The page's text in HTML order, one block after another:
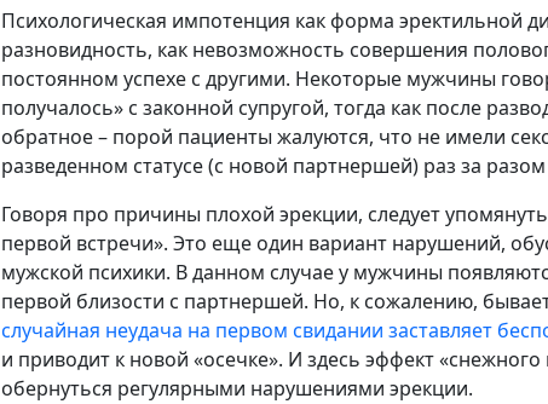
Психологическая импотенция как форма эректильной
разновидность, как невозможность совершения
постоянном успехе с другими. Некоторые мужчины
получалось» с законной супругой, тогда как после
обратное – порой пациенты жалуются, что не имели
разведенном статусе (с новой партнершей) раз за
Говоря про причины плохой эрекции, следует
первой встречи». Это еще один вариант нарушений,
мужской психики. В данном случае у мужчины
первой близости с партнершей. Но, к сожалению,
случайная неудача на первом свидании заставляет
и приводит к новой «осечке». И здесь эффект
обернуться регулярными нарушениями эрекции.